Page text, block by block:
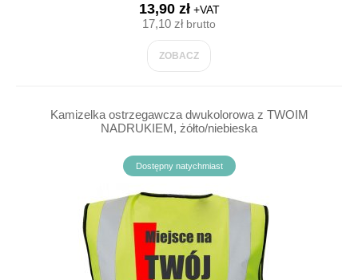
13,90 zł+VAT
17,10 złbrutto
ZOBACZ
Kamizelka ostrzegawcza dwukolorowa z TWOIM
NADRUKIEM, żółto/niebieska
Dostępny natychmiast